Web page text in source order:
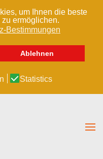
um Ihnen die beste
ermöglichen.
Bestimmungen
Ablehnen
Statistics